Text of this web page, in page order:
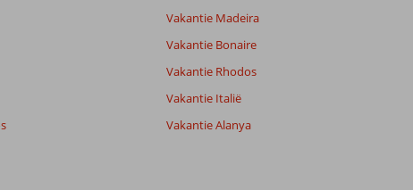
Vakantie Madeira
Vakantie Bonaire
Vakantie Rhodos
Vakantie Italië
Vakantie Alanya